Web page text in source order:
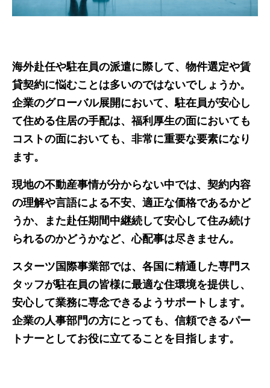
海外赴任や駐在員の派遣に際して、物件選定や賃
貸契約に悩むことは多いのではないでしょうか。
企業のグローバル展開において、駐在員が安心し
て住める住居の手配は、福利厚生の面においても
コストの面においても、非常に重要な要素になり
ます。
現地の不動産事情が分からない中では、契約内容
の理解や言語による不安、適正な価格であるかど
うか、また赴任期間中継続して安心して住み続け
られるのかどうかなど、心配事は尽きません。
スターツ国際事業部では、各国に精通した専門ス
タッフが駐在員の皆様に最適な住環境を提供し、
安心して業務に専念できるようサポートします。
企業の人事部門の方にとっても、信頼できるパー
トナーとしてお役に立てることを目指します。